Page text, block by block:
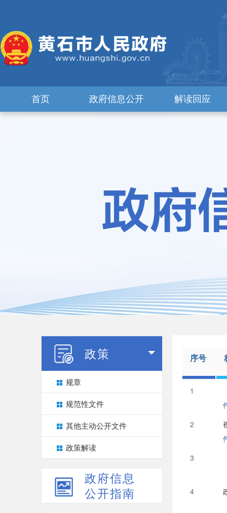
首页 政府信息公开 解读回应
政策
规章
规范性文件
其他主动公开文件
政策解读
政府信息
公开指南
序号
1
2
3
4